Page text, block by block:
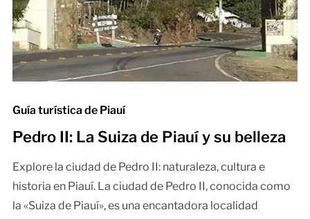
Guía turística de Piauí
Pedro II: La Suiza de Piauí y su belleza
Explore la ciudad de Pedro II: naturaleza, cultura e
historia en Piauí. La ciudad de Pedro II, conocida como
la «Suiza de Piauí», es una encantadora localidad